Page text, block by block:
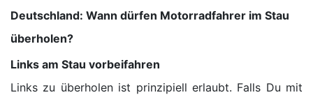
Deutschland: Wann dürfen Motorradfahrer im Stau
überholen?
Links am Stau vorbeifahren
Links zu überholen ist prinzipiell erlaubt. Falls Du mit